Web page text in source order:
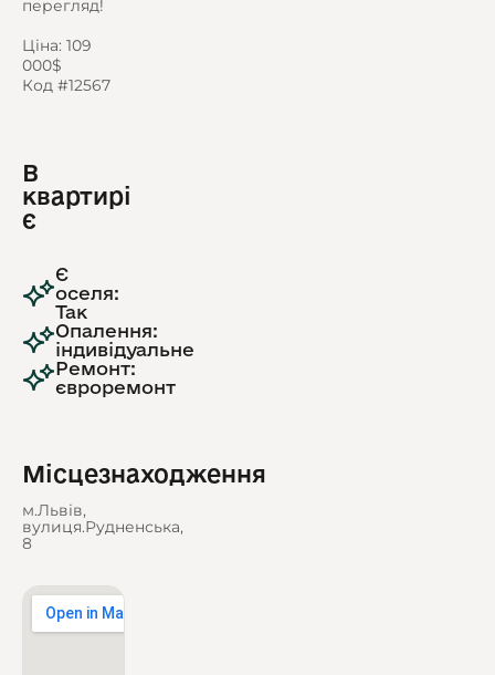
перегляд!
Ціна: 109
000$
Код #12567
В
квартирі
є
Є
оселя:
Так
Опалення:
індивідуальне
Ремонт:
євроремонт
Місцезнаходження
м.Львів,
вулиця.Рудненська,
8